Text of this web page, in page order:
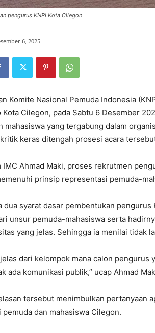
pengurus KNPI Kota Cilegon
6, 2025
Komite Nasional Pemuda Indonesia
Kota Cilegon, pada Sabtu 6 Desember
mahasiswa yang tergabung dalam
keras ditengah prosesi acara
IMC Ahmad Maki, proses rekrutmen
prinsip representasi pemuda-
dua syarat dasar pembentukan
unsur pemuda-mahasiswa serta
yang jelas. Sehingga ia menilai tidak
dari kelompok mana calon pengurus
ada komunikasi publik,” ucap Ahmad
tersebut menimbulkan pertanyaan
dan mahasiswa Cilegon.